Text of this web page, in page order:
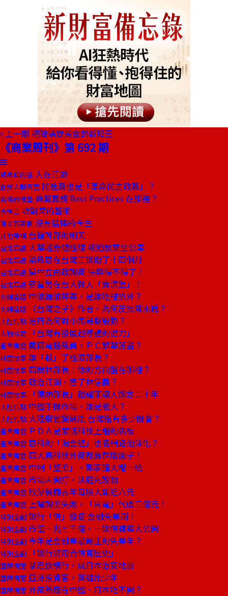
上一期 把玻璃變黃金的新股王
《商業周刊》第 692 期
總編輯的話 人在江湖
創辦人聊天室 民進黨也是「革命民主政黨」？
商場自慢塾 典範實務 Best Practices 在那裡？
去梯言 收戰果的藝術
陳文茜專欄 沒有選擇的今生
其他專欄 台籍幹部的明天
台北耳語 大華證券總經理 被迫放棄坐公車
台北耳語 梁敬思在台灣工銀悶了十四個月
台北耳語 吳中立由政轉商 快樂得不得了！
台北耳語 麥當勞在台大教人「賣漢堡」！
火線話題 中油漏油弊案，是誰吃裡扒外？
火線話題 《台灣之子》作者，為何反批陳水扁？
大陸焦點 港府為何對小馬哥獻殷勤？
人物特寫 「台灣有發展超導體的潛力」
產業風雲 戴爾電腦裁員，ＰＣ繁華落盡？
封面故事 誰「殺」了經濟部長？
封面故事 四問林部長：你的方向盤在哪裡？
封面故事 政治江湖，害了林信義？
封面故事 「鐵頭部長」趙耀東讓人懷念二十年
大陸焦點 中國手機市場，誰是老大？
大陸焦點 大陸麻雀變鳳凰 台灣還有多少機會？
產業風雲 ＰＤＡ是蒙恬科技上櫃的跳板
產業風雲 思科的「淘金鏟」也隨網路泡沫化？
產業風雲 四大高科技外商都賣群環面子！
產業風雲 中網「整型」，鄭家鐘大權一統
產業風雲 市場未開打，法庭先較勁
產業風雲 欣葉餐廳去年每股大賺近六元
產業風雲 上曜轉型失敗，「來電」代價三億元！
特別企劃 銀行「併」發症 金融失業潮！
特別企劃 市值一兆七千億，一銀併購案大公開
特別企劃 今年是金融業最嚴重的失業年？
特別企劃 「銀行將用合併寫歷史」
國際視窗 暴走族橫行，成日本治安地雷
國際視窗 亞洲投資客，英雄出少年
國際視窗 外商藥廠在中國、日本吃不開？